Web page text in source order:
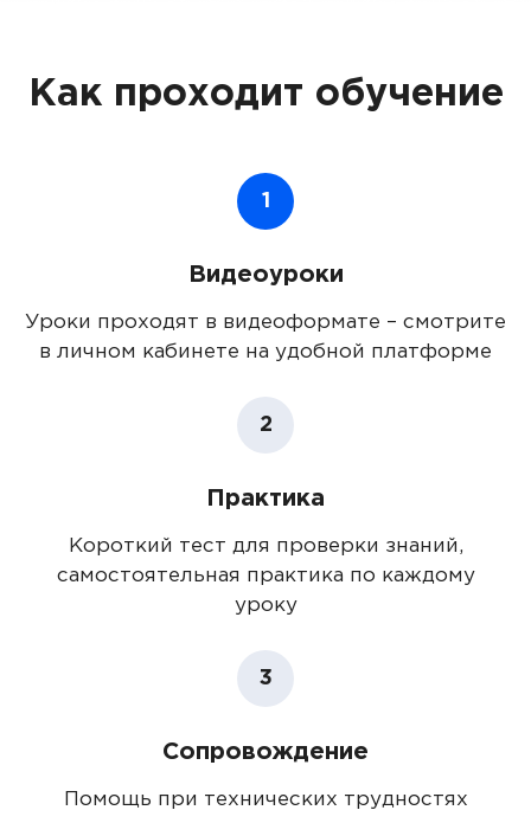
Как проходит обучение
1
Видеоуроки
Уроки проходят в видеоформате – смотрите
в личном кабинете на удобной платформе
2
Практика
Короткий тест для проверки знаний,
самостоятельная практика по каждому
уроку
3
Сопровождение
Помощь при технических трудностях